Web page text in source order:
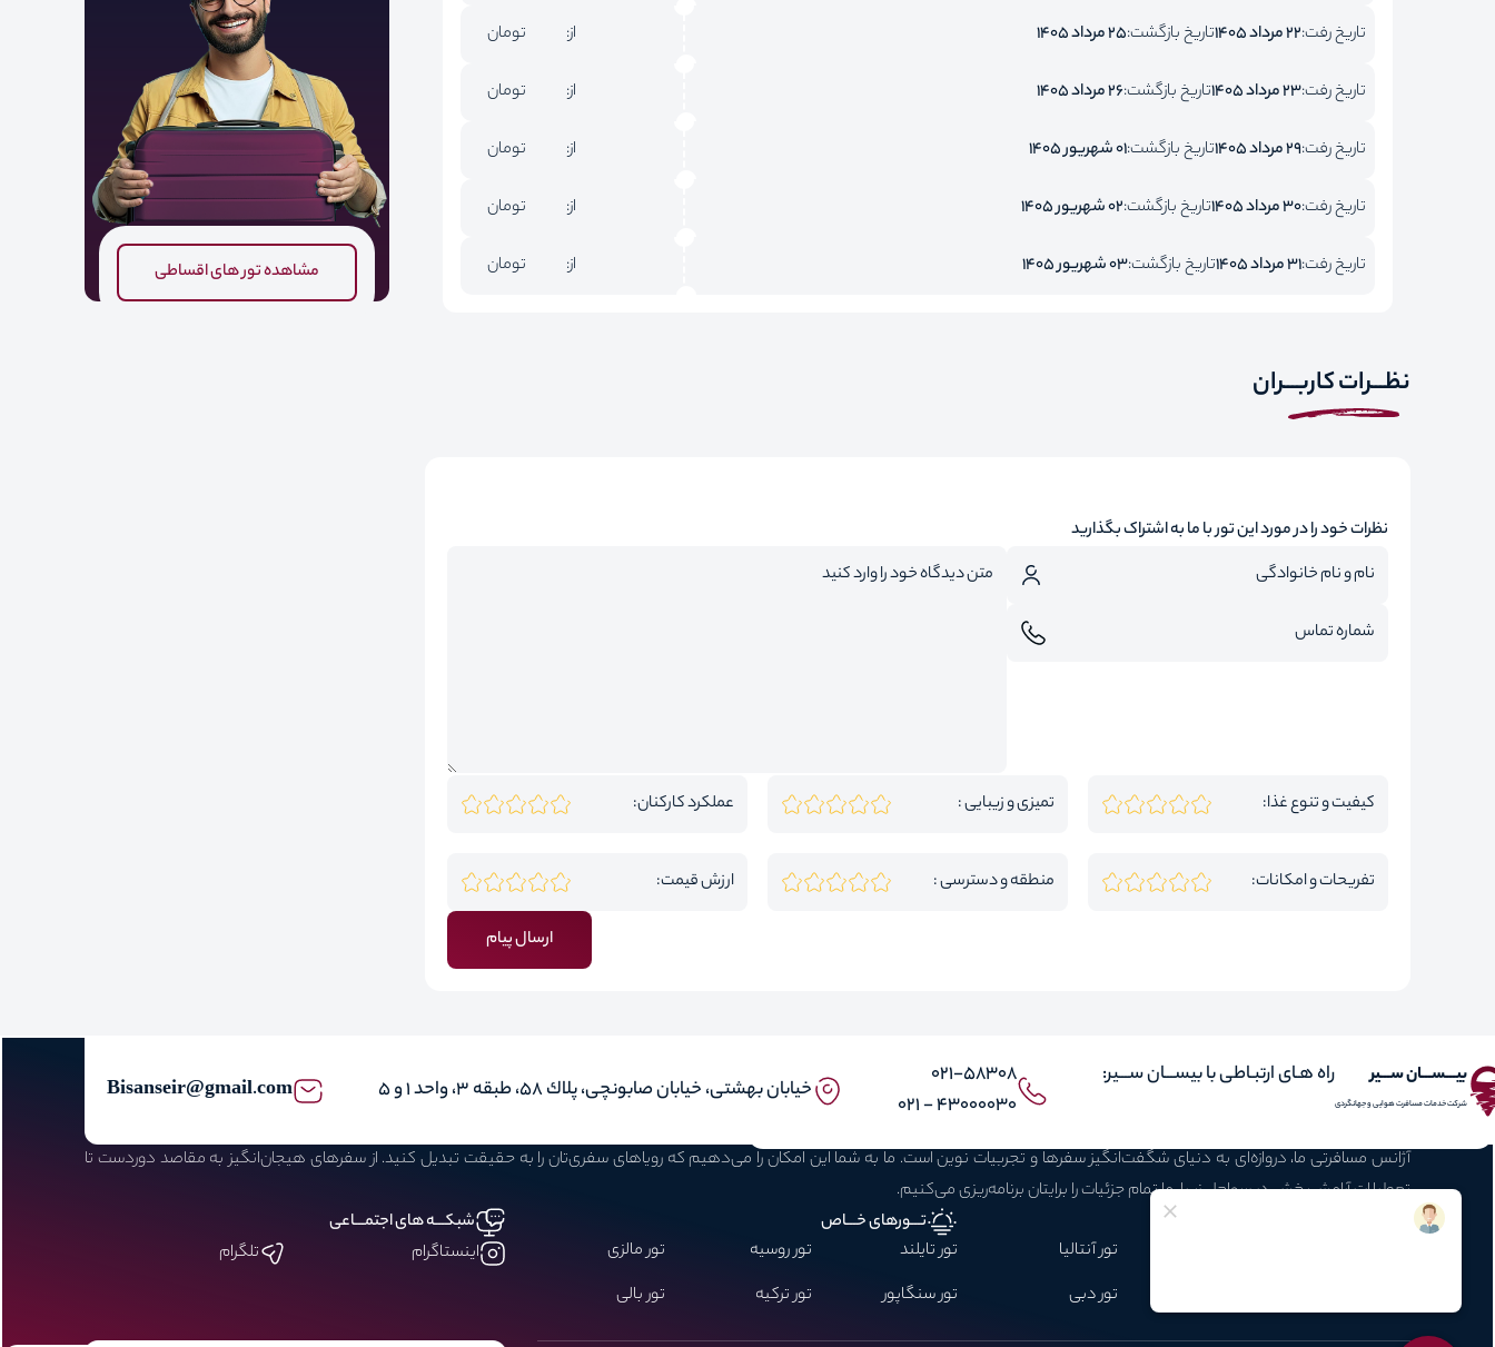
تاریخ رفت:22 مرداد 1405 تاریخ بازگشت:25 مرداد 1405 از: تومان
تاریخ رفت:23 مرداد 1405 تاریخ بازگشت:26 مرداد 1405 از: تومان
تاریخ رفت:29 مرداد 1405 تاریخ بازگشت:01 شهریور 1405 از: تومان
تاریخ رفت:30 مرداد 1405 تاریخ بازگشت:02 شهریور 1405 از: تومان
تاریخ رفت:31 مرداد 1405 تاریخ بازگشت:03 شهریور 1405 از: تومان
نظـــرات کاربـــران
نظرات خود را در مورد این تور با ما به اشتراک بگذارید
کیفیت و تنوع غذا: تمیزی و زیبایی : عملکرد کارکنان:
تفریحات و امکانات: منطقه و دسترسی : ارزش قیمت:
ارسال پیام
مشاهده تور های اقساطی
بیـــســـان ســـیر
شرکت خدمات مسافرت هوایی و جهانگردی
راه هـای ارتبـاطی با بیســـان ســـیر:
۰۲۱-58308
43000030 - 021
خيابان بهشتى، خيابان صابونچى، پلاك ٥٨، طبقه ٣، واحد ۱ و ۵ Bisanseir@gmail.com
آژانس مسافرتی ما، دروازه‌ای به دنیای شگفت‌انگیز سفرها و تجربیات نوین است. ما به شما این امکان را می‌دهیم که رویاهای سفری‌تان را به حقیقت تبدیل کنید. از سفرهای هیجان‌انگیز به مقاصد دوردست تا
تعطیلات آرامش‌بخش در سواحل زیبا، ما تمام جزئیات را برایتان برنامه‌ریزی می‌کنیم.
تور آنتالیا
تور دبی
تـــورهای خـــاص
تور تایلند
تور روسیه
تور مالزی
تور سنگاپور
تور ترکیه تور بالی
شبکـــه های اجتمـــاعی
اینستاگرام
تلگرام